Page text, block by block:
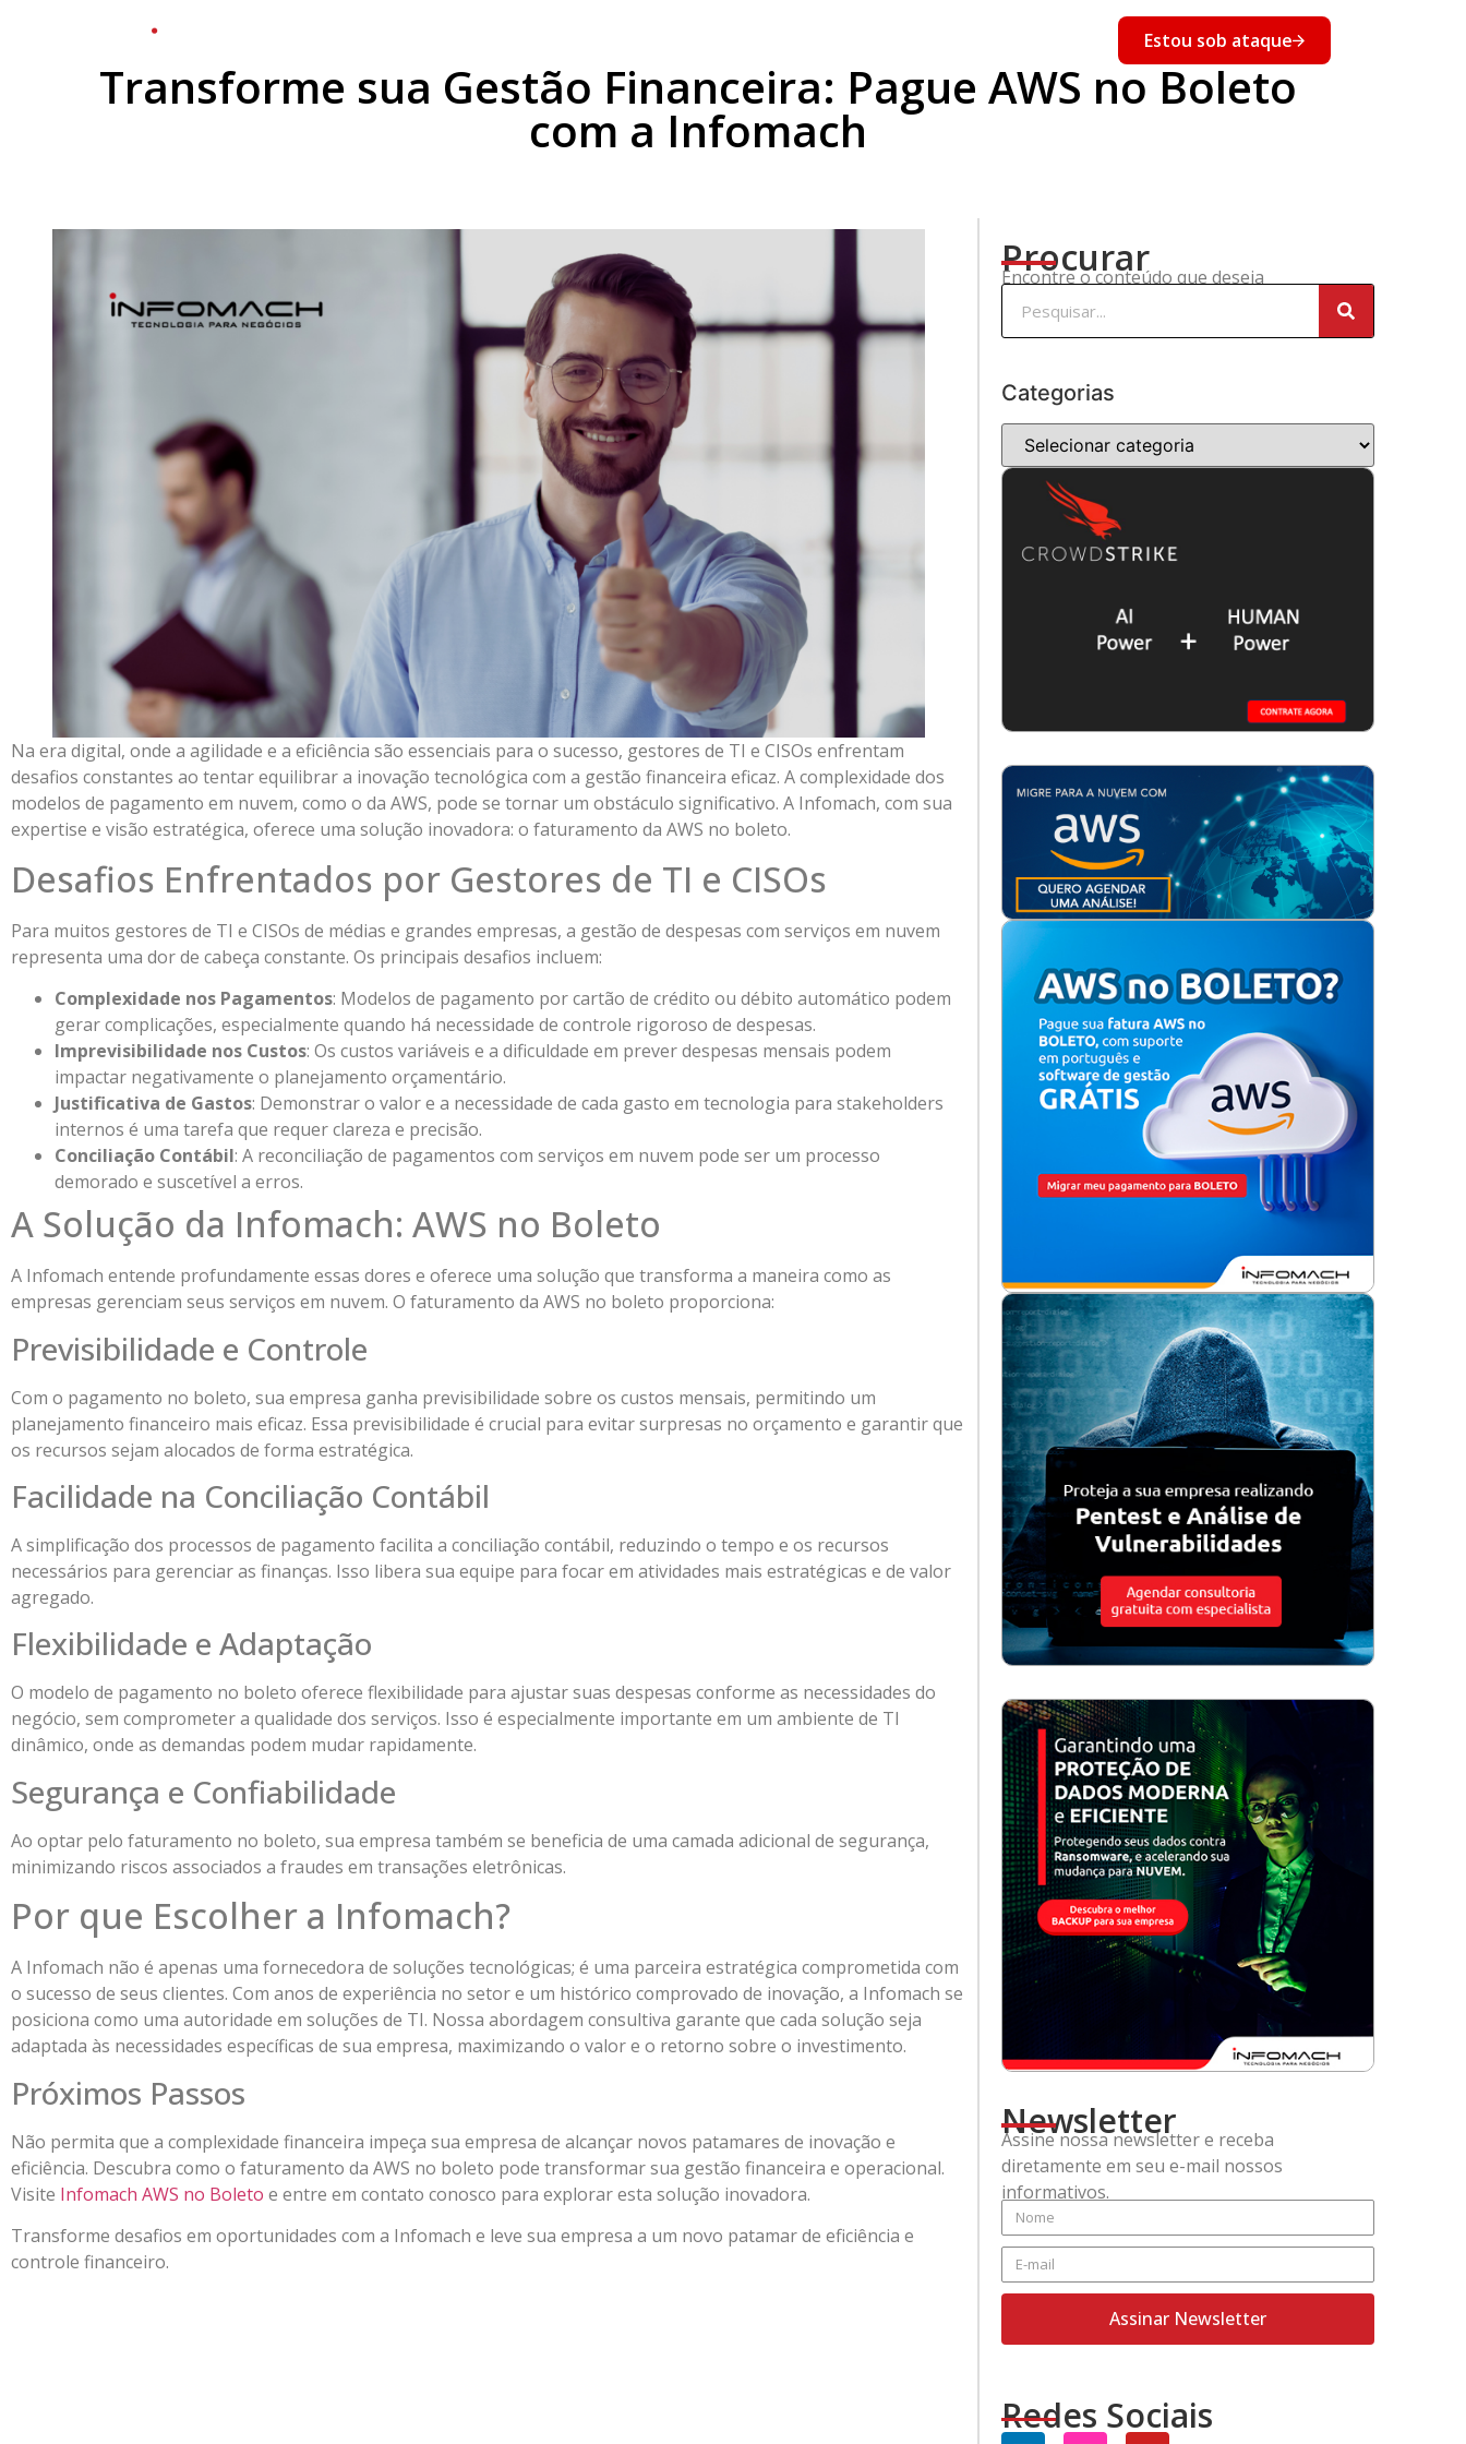
Estou sob ataque
Transforme sua Gestão Financeira: Pague AWS no Boleto
com a Infomach
Na era digital, onde a agilidade e a eficiência são essenciais para o sucesso, gestores de TI e CISOs enfrentam
desafios constantes ao tentar equilibrar a inovação tecnológica com a gestão financeira eficaz. A complexidade dos
modelos de pagamento em nuvem, como o da AWS, pode se tornar um obstáculo significativo. A Infomach, com sua
expertise e visão estratégica, oferece uma solução inovadora: o faturamento da AWS no boleto.
Desafios Enfrentados por Gestores de TI e CISOs
Para muitos gestores de TI e CISOs de médias e grandes empresas, a gestão de despesas com serviços em nuvem
representa uma dor de cabeça constante. Os principais desafios incluem:
Complexidade nos Pagamentos: Modelos de pagamento por cartão de crédito ou débito automático podem
gerar complicações, especialmente quando há necessidade de controle rigoroso de despesas.
Imprevisibilidade nos Custos: Os custos variáveis e a dificuldade em prever despesas mensais podem
impactar negativamente o planejamento orçamentário.
Justificativa de Gastos: Demonstrar o valor e a necessidade de cada gasto em tecnologia para stakeholders
internos é uma tarefa que requer clareza e precisão.
Conciliação Contábil: A reconciliação de pagamentos com serviços em nuvem pode ser um processo
demorado e suscetível a erros.
A Solução da Infomach: AWS no Boleto
A Infomach entende profundamente essas dores e oferece uma solução que transforma a maneira como as
empresas gerenciam seus serviços em nuvem. O faturamento da AWS no boleto proporciona:
Previsibilidade e Controle
Com o pagamento no boleto, sua empresa ganha previsibilidade sobre os custos mensais, permitindo um
planejamento financeiro mais eficaz. Essa previsibilidade é crucial para evitar surpresas no orçamento e garantir que
os recursos sejam alocados de forma estratégica.
Facilidade na Conciliação Contábil
A simplificação dos processos de pagamento facilita a conciliação contábil, reduzindo o tempo e os recursos
necessários para gerenciar as finanças. Isso libera sua equipe para focar em atividades mais estratégicas e de valor
agregado.
Flexibilidade e Adaptação
O modelo de pagamento no boleto oferece flexibilidade para ajustar suas despesas conforme as necessidades do
negócio, sem comprometer a qualidade dos serviços. Isso é especialmente importante em um ambiente de TI
dinâmico, onde as demandas podem mudar rapidamente.
Segurança e Confiabilidade
Ao optar pelo faturamento no boleto, sua empresa também se beneficia de uma camada adicional de segurança,
minimizando riscos associados a fraudes em transações eletrônicas.
Por que Escolher a Infomach?
A Infomach não é apenas uma fornecedora de soluções tecnológicas; é uma parceira estratégica comprometida com
o sucesso de seus clientes. Com anos de experiência no setor e um histórico comprovado de inovação, a Infomach se
posiciona como uma autoridade em soluções de TI. Nossa abordagem consultiva garante que cada solução seja
adaptada às necessidades específicas de sua empresa, maximizando o valor e o retorno sobre o investimento.
Próximos Passos
Não permita que a complexidade financeira impeça sua empresa de alcançar novos patamares de inovação e
eficiência. Descubra como o faturamento da AWS no boleto pode transformar sua gestão financeira e operacional.
Visite Infomach AWS no Boleto e entre em contato conosco para explorar esta solução inovadora.
Transforme desafios em oportunidades com a Infomach e leve sua empresa a um novo patamar de eficiência e
controle financeiro.
Procurar
Encontre o conteúdo que deseja
Categorias
Newsletter
Assine nossa newsletter e receba
diretamente em seu e-mail nossos
informativos.
Assinar Newsletter
Redes Sociais